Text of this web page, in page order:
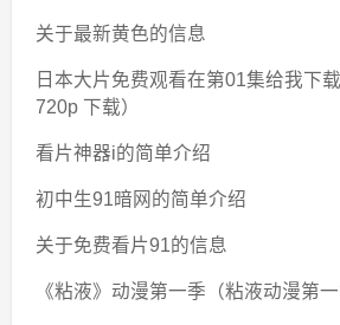
关于最新黄色的信息
日本大片免费观看在第01集给我下
720p 下载）
看片神器i的简单介绍
初中生91暗网的简单介绍
关于免费看片91的信息
《粘液》动漫第一季（粘液动漫第一